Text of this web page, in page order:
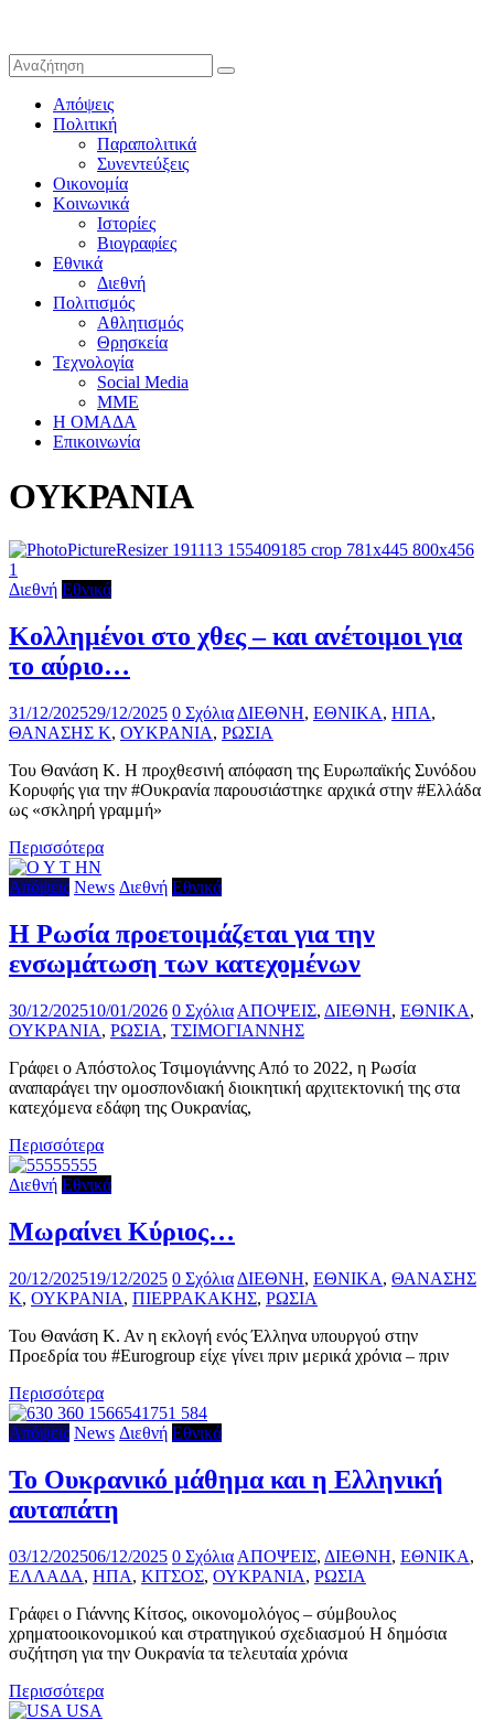
Απόψεις
Πολιτική
Παραπολιτικά
Συνεντεύξεις
Οικονομία
Κοινωνικά
Ιστορίες
Βιογραφίες
Εθνικά
Διεθνή
Πολιτισμός
Αθλητισμός
Θρησκεία
Τεχνολογία
Social Media
ΜΜΕ
Η ΟΜΑΔΑ
Επικοινωνία
ΟΥΚΡΑΝΙΑ
Διεθνή Εθνικά
Κολλημένοι στο χθες – και ανέτοιμοι για
το αύριο…
31/12/202529/12/2025 0 Σχόλια ΔΙΕΘΝΗ, ΕΘΝΙΚΑ, ΗΠΑ,
ΘΑΝΑΣΗΣ Κ, ΟΥΚΡΑΝΙΑ, ΡΩΣΙΑ
Του Θανάση Κ. Η προχθεσινή απόφαση της Ευρωπαϊκής Συνόδου
Κορυφής για την #Ουκρανία παρουσιάστηκε αρχικά στην #Ελλάδα
ως «σκληρή γραμμή»
Περισσότερα
Απόψεις News Διεθνή Εθνικά
Η Ρωσία προετοιμάζεται για την
ενσωμάτωση των κατεχομένων
30/12/202510/01/2026 0 Σχόλια ΑΠΟΨΕΙΣ, ΔΙΕΘΝΗ, ΕΘΝΙΚΑ,
ΟΥΚΡΑΝΙΑ, ΡΩΣΙΑ, ΤΣΙΜΟΓΙΑΝΝΗΣ
Γράφει ο Απόστολος Τσιμογιάννης Από το 2022, η Ρωσία
αναπαράγει την ομοσπονδιακή διοικητική αρχιτεκτονική της στα
κατεχόμενα εδάφη της Ουκρανίας,
Περισσότερα
Διεθνή Εθνικά
Μωραίνει Κύριος…
20/12/202519/12/2025 0 Σχόλια ΔΙΕΘΝΗ, ΕΘΝΙΚΑ, ΘΑΝΑΣΗΣ
Κ, ΟΥΚΡΑΝΙΑ, ΠΙΕΡΡΑΚΑΚΗΣ, ΡΩΣΙΑ
Του Θανάση Κ. Αν η εκλογή ενός Έλληνα υπουργού στην
Προεδρία του #Eurogroup είχε γίνει πριν μερικά χρόνια – πριν
Περισσότερα
Απόψεις News Διεθνή Εθνικά
Το Ουκρανικό μάθημα και η Ελληνική
αυταπάτη
03/12/202506/12/2025 0 Σχόλια ΑΠΟΨΕΙΣ, ΔΙΕΘΝΗ, ΕΘΝΙΚΑ,
ΕΛΛΑΔΑ, ΗΠΑ, ΚΙΤΣΟΣ, ΟΥΚΡΑΝΙΑ, ΡΩΣΙΑ
Γράφει ο Γιάννης Κίτσος, οικονομολόγος – σύμβουλος
χρηματοοικονομικού και στρατηγικού σχεδιασμού Η δημόσια
συζήτηση για την Ουκρανία τα τελευταία χρόνια
Περισσότερα